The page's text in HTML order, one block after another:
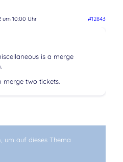
um 10:00 Uhr #12843
is a merge
merge two tickets.
um auf dieses Thema